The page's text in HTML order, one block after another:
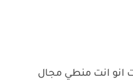
انو انت منطي مجال